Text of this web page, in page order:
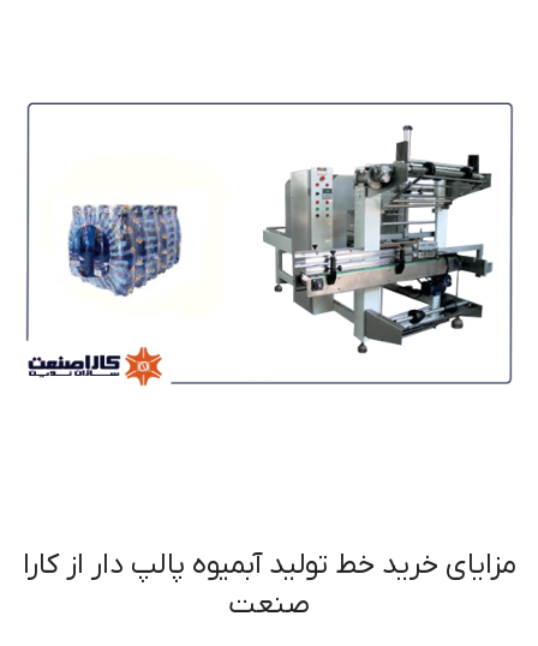
مزایای خرید خط تولید آبمیوه پالپ دار از کارا
صنعت